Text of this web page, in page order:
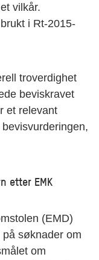
vilkår.
i Rt-2015-
troverdighet
beviskravet
et relevant
etter EMK
(EMD)
søknader om
om